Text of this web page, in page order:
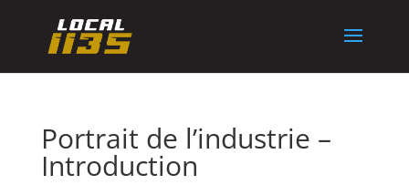
Portrait de l’industrie –
Introduction